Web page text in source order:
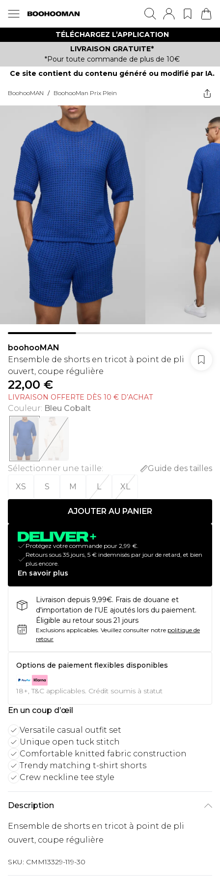
TÉLÉCHARGEZ L’APPLICATION
LIVRAISON GRATUITE*
*Pour toute commande de plus de 10€
Ce site contient du contenu généré ou modifié par IA.
BoohooMAN / BoohooMan Prix Plein
boohooMAN
Ensemble de shorts en tricot à point de pli
ouvert, coupe régulière
22,00 €
LIVRAISON OFFERTE DÈS 10 € D’ACHAT
Couleur: Bleu Cobalt
Sélectionner une taille:
Guide des tailles
XS
S M L XL
AJOUTER AU PANIER
Protégez votre commande pour 2,99 €.
Retours sous 35 jours, 5 € indemnisés par jour de retard, et bien
plus encore.
En savoir plus
Livraison depuis 9,99€. Frais de douane et
d'importation de l'UE ajoutés lors du paiement.
Éligible au retour sous 21 jours
Exclusions applicables. Veuillez consulter notre politique de
retour
Options de paiement flexibles disponibles
18+, T&C applicables. Crédit soumis à statut
En un coup d’œil
Versatile casual outfit set
Unique open tuck stitch
Comfortable knitted fabric construction
Trendy matching t-shirt shorts
Crew neckline tee style
Description
Ensemble de shorts en tricot à point de pli
ouvert, coupe régulière
SKU: CMM13329-119-30